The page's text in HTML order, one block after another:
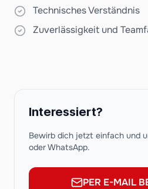
Technisches Verständnis
Zuverlässigkeit und
Interessiert?
Bewirb dich jetzt einfach und
oder WhatsApp.
PER E-MAIL